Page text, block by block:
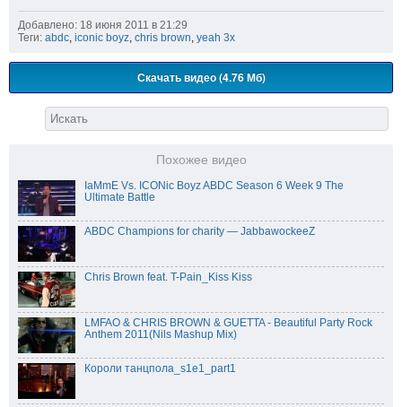
Добавлено: 18 июня 2011 в 21:29
Теги: abdc, iconic boyz, chris brown, yeah 3x
Скачать видео (4.76 Мб)
Похожее видео
IaMmE Vs. ICONic Boyz ABDC Season 6 Week 9 The
Ultimate Battle
ABDC Champions for charity — JabbawockeeZ
Chris Brown feat. T-Pain_Kiss Kiss
LMFAO & CHRIS BROWN & GUETTA - Beautiful Party Rock
Anthem 2011(Nils Mashup Mix)
Короли танцпола_s1e1_part1